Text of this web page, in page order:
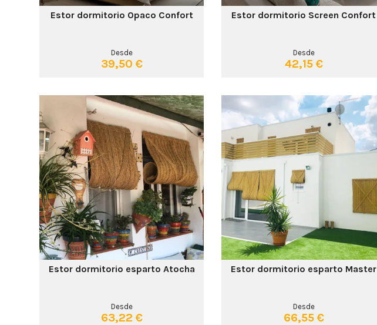
Estor dormitorio Opaco Confort
Desde
39,50 €
Estor dormitorio Screen Confort
Desde
42,15 €
Estor dormitorio esparto Atocha
Desde
63,22 €
Estor dormitorio esparto Master
Desde
66,55 €